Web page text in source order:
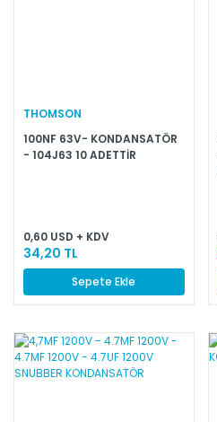
THOMSON
100NF 63V- KONDANSATÖR
- 104J63 10 ADETTİR
0,60 USD + KDV
34,20 TL
Sepete Ekle